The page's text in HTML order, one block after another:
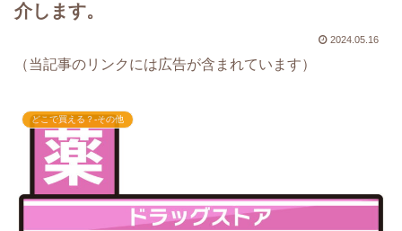
介します。
2024.05.16
（当記事のリンクには広告が含まれています）
どこで買える？-その他